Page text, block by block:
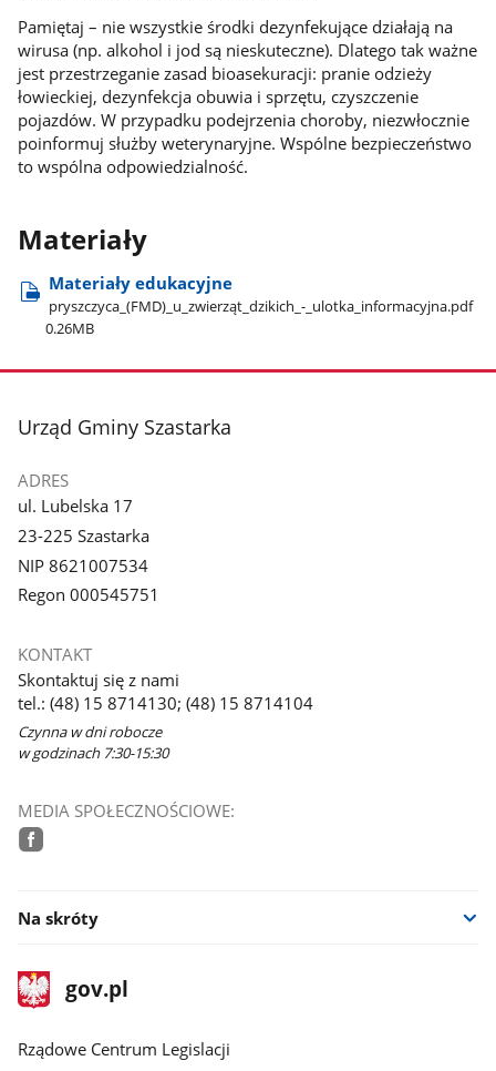
Pamiętaj – nie wszystkie środki dezynfekujące działają na
wirusa (np. alkohol i jod są nieskuteczne). Dlatego tak ważne
jest przestrzeganie zasad bioasekuracji: pranie odzieży
łowieckiej, dezynfekcja obuwia i sprzętu, czyszczenie
pojazdów. W przypadku podejrzenia choroby, niezwłocznie
poinformuj służby weterynaryjne. Wspólne bezpieczeństwo
to wspólna odpowiedzialność.
Materiały
Materiały edukacyjne
pryszczyca​_(FMD)​_u​_zwierząt​_dzikich​_-​_ulotka​_informacyjna.pdf
0.26MB
stopka
Urząd Gminy Szastarka
ADRES
ul. Lubelska 17
23-225 Szastarka
NIP 8621007534
Regon 000545751
KONTAKT
Skontaktuj się z nami
tel.: (48) 15 8714130; (48) 15 8714104
Czynna w dni robocze
w godzinach 7:30-15:30
MEDIA SPOŁECZNOŚCIOWE:
Na skróty
stopka
gov.plStrona
gov.pl
Rządowe Centrum Legislacji